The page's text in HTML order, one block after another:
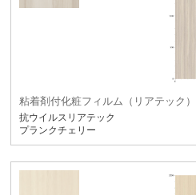
粘着剤付化粧フィルム（リアテック）
抗ウイルスリアテック
プランクチェリー